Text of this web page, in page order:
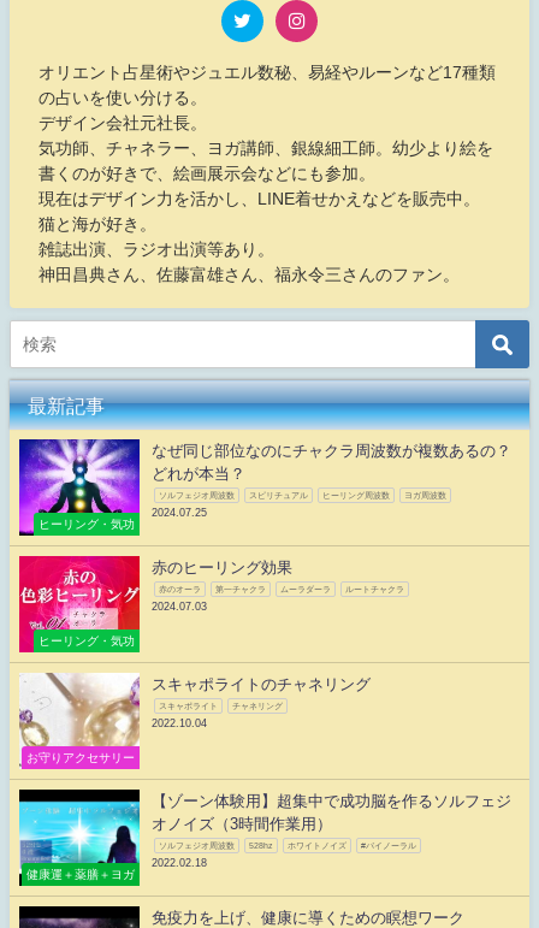
オリエント占星術やジュエル数秘、易経やルーンなど17種類
の占いを使い分ける。
デザイン会社元社長。
気功師、チャネラー、ヨガ講師、銀線細工師。幼少より絵を
書くのが好きで、絵画展示会などにも参加。
現在はデザイン力を活かし、LINE着せかえなどを販売中。
猫と海が好き。
雑誌出演、ラジオ出演等あり。
神田昌典さん、佐藤富雄さん、福永令三さんのファン。
最新記事
ヒーリング・気功
なぜ同じ部位なのにチャクラ周波数が複数あるの？
どれが本当？
ソルフェジオ周波数 スピリチュアル ヒーリング周波数 ヨガ周波数
2024.07.25
ヒーリング・気功
赤のヒーリング効果
赤のオーラ 第一チャクラ ムーラダーラ ルートチャクラ
2024.07.03
お守りアクセサリー
スキャポライトのチャネリング
スキャポライト チャネリング
2022.10.04
健康運＋薬膳＋ヨガ
【ゾーン体験用】超集中で成功脳を作るソルフェジ
オノイズ（3時間作業用）
ソルフェジオ周波数 528hz ホワイトノイズ #バイノーラル
2022.02.18
免疫力を上げ、健康に導くための瞑想ワーク